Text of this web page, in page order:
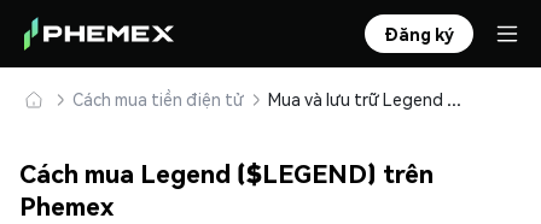
Đăng ký
Cách mua tiền điện tử Mua và lưu trữ Legend ($LEGEND) an toàn
Cách mua Legend ($LEGEND) trên
Phemex